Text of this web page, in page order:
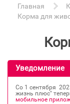
Главная
Корма для
Уведомление
Со 1 сентября
жизнь плюс"
мобильное